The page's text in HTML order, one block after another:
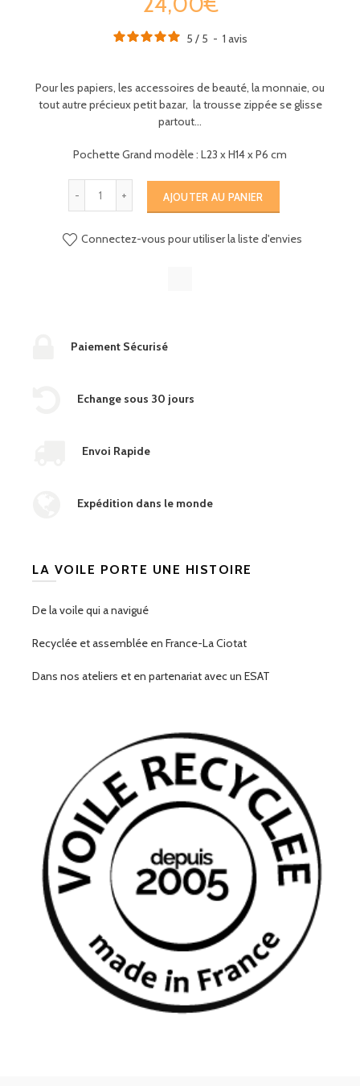
5 / 5 - 1 avis
Pour les papiers, les accessoires de beauté, la monnaie, ou
tout autre précieux petit bazar, la trousse zippée se glisse
partout…
Pochette Grand modèle : L23 x H14 x P6 cm
AJOUTER AU PANIER
Connectez-vous pour utiliser la liste d'envies
Paiement Sécurisé
Echange sous 30 jours
Envoi Rapide
Expédition dans le monde
LA VOILE PORTE UNE HISTOIRE
De la voile qui a navigué
Recyclée et assemblée en France-La Ciotat
Dans nos ateliers et en partenariat avec un ESAT